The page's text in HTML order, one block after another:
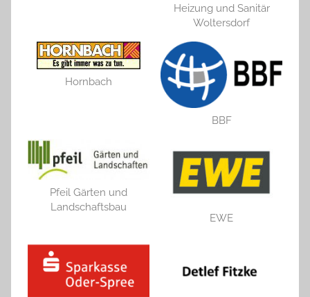
Heizung und Sanitär
Woltersdorf
Hornbach
BBF
Pfeil Gärten und
Landschaftsbau
EWE